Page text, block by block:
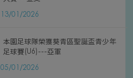
13/01/2026
本園足球隊榮獲葵青區聖誕盃青少年
足球賽(U6)---亞軍
05/01/2026